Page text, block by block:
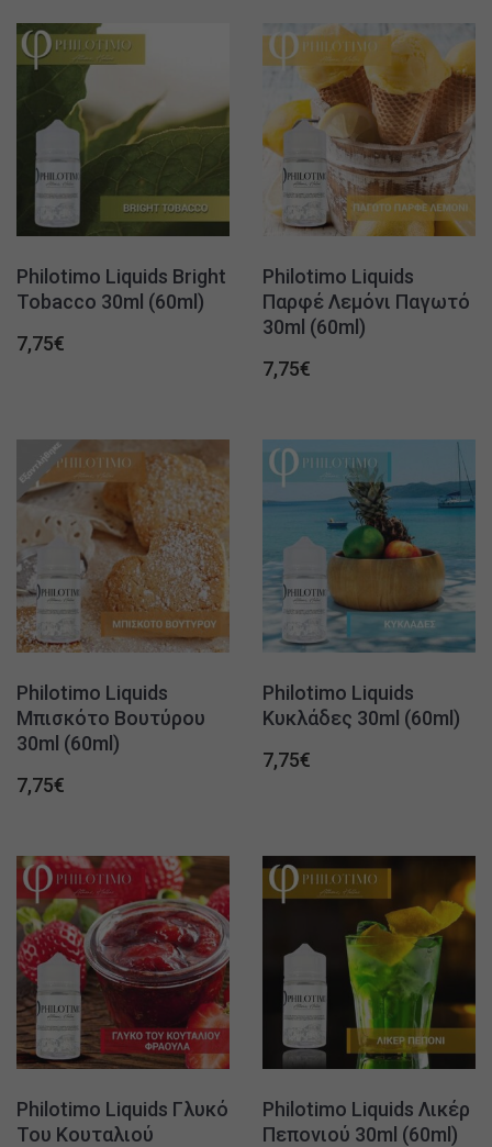
Philotimo Liquids Bright
Tobacco 30ml (60ml)
7,75€
Philotimo Liquids
Παρφέ Λεμόνι Παγωτό
30ml (60ml)
7,75€
Philotimo Liquids
Μπισκότο Βουτύρου
30ml (60ml)
7,75€
Philotimo Liquids
Κυκλάδες 30ml (60ml)
7,75€
Philotimo Liquids Γλυκό
Του Κουταλιού
Philotimo Liquids Λικέρ
Πεπονιού 30ml (60ml)